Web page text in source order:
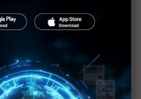
危機也是轉機 三大布局推進成長
優惠先落地 汽車零組件15%、航
Volvo獲白宮豁免可繼續在美賣